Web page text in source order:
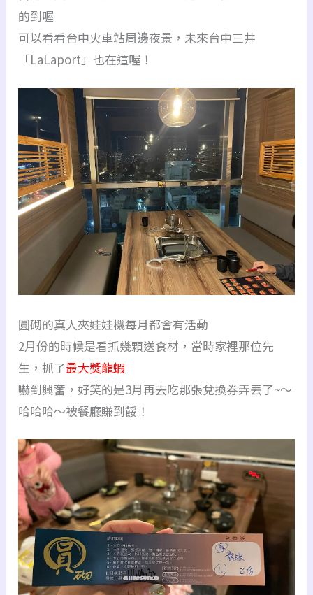
的到喔
可以看看台中火車站周邊夜景，未來台中三井
「LaLaport」也在這喔！
圓砌的真人夾娃娃機每月都會有活動
2月份的時候是看抓幾顆送食材，當時家裡那位先
生，抓了最大獎龍蝦
嚇到興奮，好笑的是3月再去吃那張兌換券弄丟了~～
哈哈哈～被餐廳賺到餒！